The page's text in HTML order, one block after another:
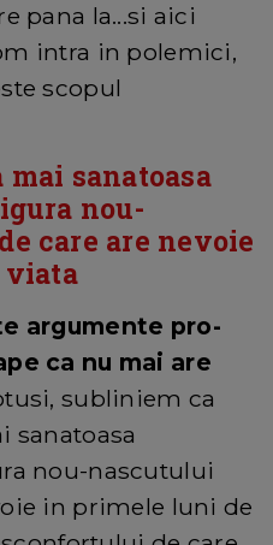
pana la...si aici
intra in polemici,
scopul
mai sanatoasa
nou-
care are nevoie
viata
argumente pro-
ca nu mai are
subliniem ca
sanatoasa
nou-nascutului
in primele luni de